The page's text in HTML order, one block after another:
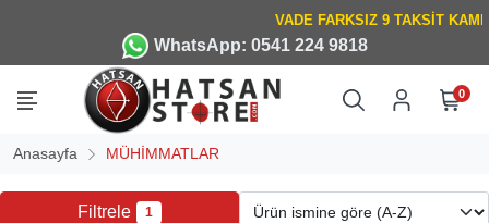
WhatsApp: 0541 224 9818
0
Anasayfa MÜHİMMATLAR
Filtrele 1